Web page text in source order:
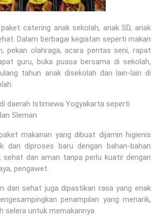
catering anak sekolah, anak SD, anak
Dalam berbagai kegiatan seperti makan
pekan olahraga, acara pentas seni, rapat
guru, buka puasa bersama di sekolah,
tahun anak disekolah dan lain-lain di
daerah Istimewa Yogyakarta seperti
Sleman
makanan yang dibuat dijamin higienis
dan diproses baru dengan bahan-bahan
sehat dan aman tanpa perlu kuatir dengan
pengawet.
dan sehat juga dipastikan rasa yang enak
penampilan yang menarik,
selera untuk memakannya.